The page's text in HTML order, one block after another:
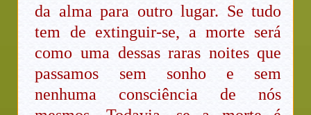
da alma para outro lugar. Se tudo
tem de extinguir-se, a morte será
como uma dessas raras noites que
passamos sem sonho e sem
nenhuma consciência de nós